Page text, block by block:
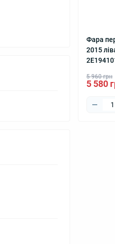
Фара
2015
5 960 грн
5 580